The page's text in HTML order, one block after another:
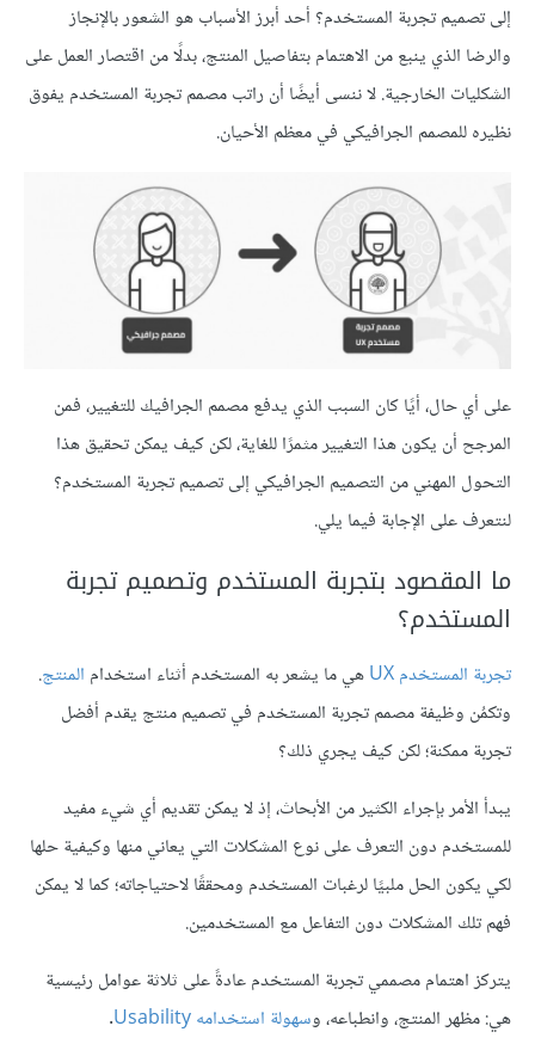
إلى تصميم تجربة المستخدم؟ أحد أبرز الأسباب هو الشعور بالإنجاز
والرضا الذي ينبع من الاهتمام بتفاصيل المنتج، بدلًا من اقتصار العمل على
الشكليات الخارجية. لا ننسى أيضًا أن راتب مصمم تجربة المستخدم يفوق
نظيره للمصمم الجرافيكي في معظم الأحيان.
على أي حال، أيًا كان السبب الذي يدفع مصمم الجرافيك للتغيير، فمن
المرجح أن يكون هذا التغيير مثمرًا للغاية، لكن كيف يمكن تحقيق هذا
التحول المهني من التصميم الجرافيكي إلى تصميم تجربة المستخدم؟
لنتعرف على الإجابة فيما يلي.
ما المقصود بتجربة المستخدم وتصميم تجربة
المستخدم؟
تجربة المستخدم UX هي ما يشعر به المستخدم أثناء استخدام المنتج.
وتكمُن وظيفة مصمم تجربة المستخدم في تصميم منتج يقدم أفضل
تجربة ممكنة؛ لكن كيف يجري ذلك؟
يبدأ الأمر بإجراء الكثير من الأبحاث، إذ لا يمكن تقديم أي شيء مفيد
للمستخدم دون التعرف على نوع المشكلات التي يعاني منها وكيفية حلها
لكي يكون الحل ملبيًا لرغبات المستخدم ومحققًا لاحتياجاته؛ كما لا يمكن
فهم تلك المشكلات دون التفاعل مع المستخدمين.
يتركز اهتمام مصممي تجربة المستخدم عادةً على ثلاثة عوامل رئيسية
هي: مظهر المنتج، وانطباعه، وسهولة استخدامه Usability
.